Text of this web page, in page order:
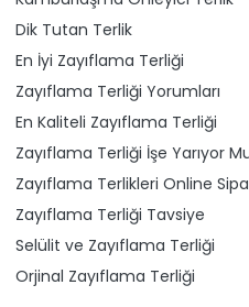
Dik Tutan Terlik
En İyi Zayıflama Terliği
Zayıflama Terliği Yorumları
En Kaliteli Zayıflama Terliği
Zayıflama Terliği İşe Yarıyor
Zayıflama Terlikleri Online
Zayıflama Terliği Tavsiye
Selülit ve Zayıflama Terliği
Orjinal Zayıflama Terliği